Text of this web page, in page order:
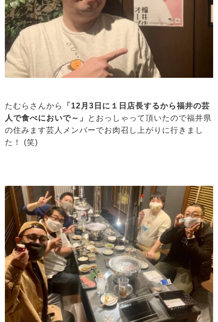
たむらさんから
「12月3日に１日店長するから福井の芸
人で食べにおいで～」
とおっしゃって頂いたので福井県
の住みます芸人メンバーでお肉召し上がりに行きまし
た！ (笑)